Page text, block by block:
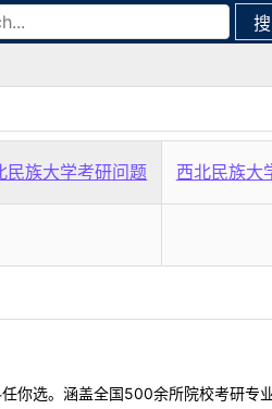
民族大学考研问题 西北民族大
你选。涵盖全国500余所院校考研专